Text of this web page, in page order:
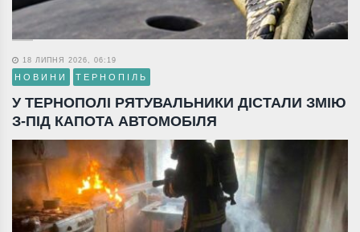
18 ЛИПНЯ 2026, 06:19
НОВИНИ ТЕРНОПІЛЬ
У ТЕРНОПОЛІ РЯТУВАЛЬНИКИ ДІСТАЛИ ЗМІЮ
З-ПІД КАПОТА АВТОМОБІЛЯ